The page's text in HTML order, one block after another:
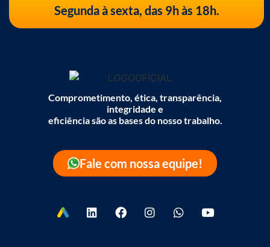
Segunda à sexta, das 9h às 18h.
Comprometimento, ética, transparência,
integridade e
eficiência são as bases do nosso trabalho.
Fale com nossa equipe!